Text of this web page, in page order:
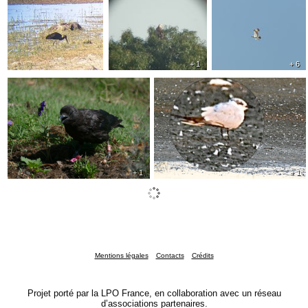
+ 1 + 6
+ 1 + 1
Mentions légales Contacts Crédits
Projet porté par la LPO France, en collaboration avec un réseau
d’associations partenaires.